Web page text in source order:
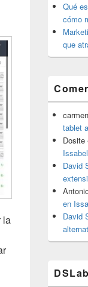
la
de netelip en
Qué
cómo
que
tablet
Dosite
David
en
David